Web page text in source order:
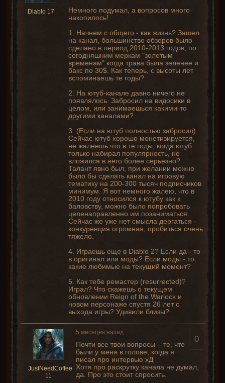
Diablo 17
Немного подумал, а вопросов много
накопилось!
1. Начнем с общего - как жизнь? Зашел
на канал, большинство обзоров было
сделано в период 2010-2013 годов, по
сегодняшним меркам "золотым
временам" когда трава была зеленее и
бакс по 30$. Как теперь, с высоты лет
вспоминаешь те годы?
2. На ютуб-канале давно ничего не
появлялось. Забросил на видосики в
целом, или занимаешься какими-то
другими каналами?
3. (Если на ютуб полностью забросил)
Сейчас ютуб хорошо монетизируется,
не жалеешь что в те годы, когда ютуб
только набирал популярность, не
вложился в него более серьезно?
Талант явно был, при желании можно
было бы сделать канал на игровую
тематику на 200-300 тысяч подписчиков
минимум. Я вот немного жалею, что в
2010 году относился к ютубу как к
баловству, можно было попробовать
целенаправленно им позаниматься.
Сейчас же уже нет смысла дергаться -
конкуренция огромная, пробиться очень
тяжело.
4. Играешь еще в Diablo 2? Если да - то
в оригинал или моды? Если моды - то
какие любимые на текущий момент?
5. Как тебе ремастер (resurrected)?
Играл? Что скажешь о текущем
обновлении Reign of the Warlock и
новом персонаже спустя 26 лет с
выхода игры? Удивили близы?
JustNeedCoffee
11
0
5 месяцев назад
Почти все твои вопросы – те, что
были у меня в голове, когда я
писал про интервью хД
Хотя про раскрутку канала не думал,
да. Про это стоит спросить.